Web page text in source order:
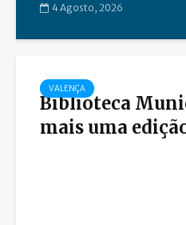
4 Agosto, 2026
VALENÇA
Biblioteca
mais uma